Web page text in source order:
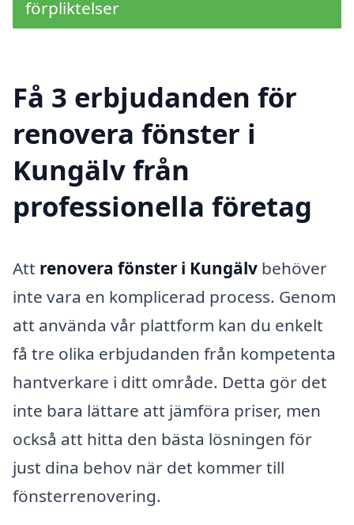
förpliktelser
Få 3 erbjudanden för
renovera fönster i
Kungälv från
professionella företag
Att renovera fönster i Kungälv behöver
inte vara en komplicerad process. Genom
att använda vår plattform kan du enkelt
få tre olika erbjudanden från kompetenta
hantverkare i ditt område. Detta gör det
inte bara lättare att jämföra priser, men
också att hitta den bästa lösningen för
just dina behov när det kommer till
fönsterrenovering.